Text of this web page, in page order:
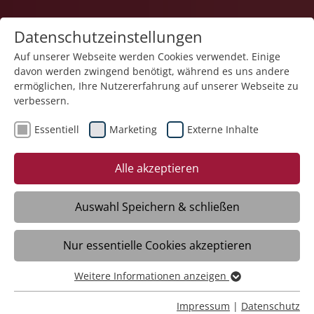
Gesundheit
12.05.2026
Rund 300 Fachkräfte
besuchen den 5.
Internationalen Fachtag der
St. Lukas-Klinik
Meckenbeuren/Liebenau – Michelle wirft
Teller an die Wand, John hängt wie eine
Datenschutzeinstellungen
Auf unserer Webseite werden Cookies verwendet. Einige
davon werden zwingend benötigt, während es uns andere
ermöglichen, Ihre Nutzererfahrung auf unserer Webseite zu
verbessern.
Essentiell Marketing Externe Inhalte
Alle akzeptieren
Auswahl Speichern & schließen
Nur essentielle Cookies akzeptieren
Essentiell
Essentielle Cookies werden für grundlegende Funktionen
Weitere Informationen anzeigen
Impressum | Datenschutz